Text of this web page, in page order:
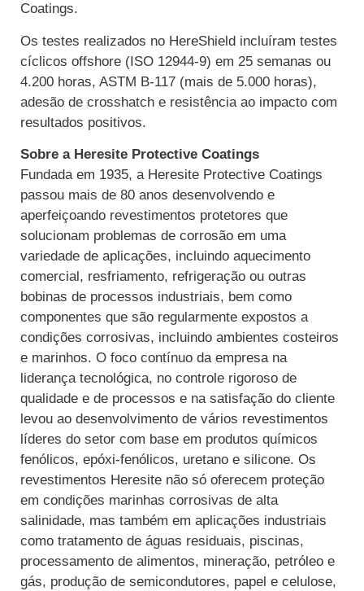
Coatings.
Os testes realizados no HereShield incluíram testes
cíclicos offshore (ISO 12944-9) em 25 semanas ou
4.200 horas, ASTM B-117 (mais de 5.000 horas),
adesão de crosshatch e resistência ao impacto com
resultados positivos.
Sobre a Heresite Protective Coatings
Fundada em 1935, a Heresite Protective Coatings
passou mais de 80 anos desenvolvendo e
aperfeiçoando revestimentos protetores que
solucionam problemas de corrosão em uma
variedade de aplicações, incluindo aquecimento
comercial, resfriamento, refrigeração ou outras
bobinas de processos industriais, bem como
componentes que são regularmente expostos a
condições corrosivas, incluindo ambientes costeiros
e marinhos. O foco contínuo da empresa na
liderança tecnológica, no controle rigoroso de
qualidade e de processos e na satisfação do cliente
levou ao desenvolvimento de vários revestimentos
líderes do setor com base em produtos químicos
fenólicos, epóxi-fenólicos, uretano e silicone. Os
revestimentos Heresite não só oferecem proteção
em condições marinhas corrosivas de alta
salinidade, mas também em aplicações industriais
como tratamento de águas residuais, piscinas,
processamento de alimentos, mineração, petróleo e
gás, produção de semicondutores, papel e celulose,